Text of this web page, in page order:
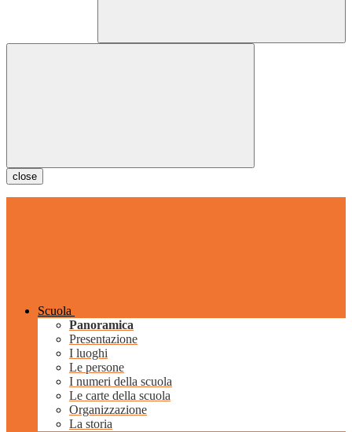
close
Scuola
Panoramica
Presentazione
I luoghi
Le persone
I numeri della scuola
Le carte della scuola
Organizzazione
La storia